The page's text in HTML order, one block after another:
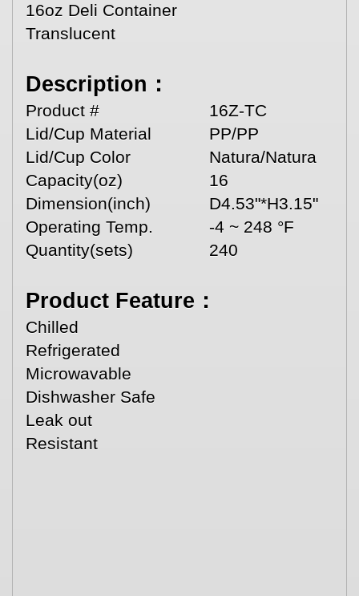
16oz Deli Container
Translucent
Description：
Product #
16Z-TC
Lid/Cup Material
PP/PP
Lid/Cup Color
Natura/Natura
Capacity(oz)
16
Dimension(inch)
D4.53"*H3.15"
Operating Temp.
-4 ~ 248 °F
Quantity(sets)
240
Product Feature：
Chilled
Refrigerated
Microwavable
Dishwasher Safe
Leak out
Resistant